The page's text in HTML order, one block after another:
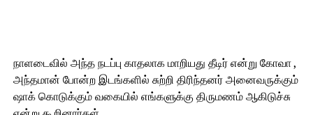
நாளடைவில் அந்த நடப்பு காதலாக மாறியது தீடிர் என்று கோவா ,
அந்தமான் போன்ற இடங்களில் சுற்றி திரிந்தனர் அனைவருக்கும்
ஷாக் கொடுக்கும் வகையில் எங்களுக்கு திருமணம் ஆகிடுச்சு